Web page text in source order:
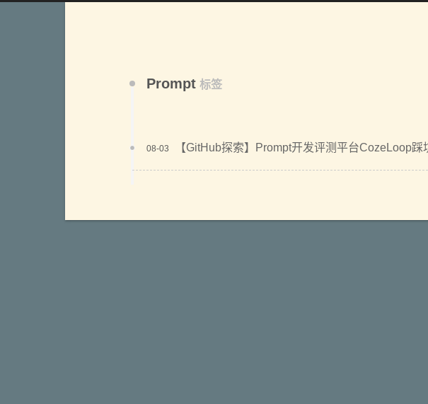
Prompt 标签
【GitHub探索】Prompt开发评测平台CozeLoop踩
08-03